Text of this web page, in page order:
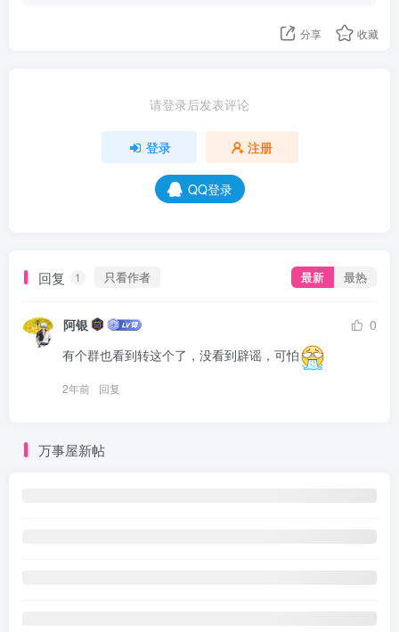
分享 收藏
请登录后发表评论
登录 注册
QQ登录
回复 1 只看作者 最新 最热
阿银
0
有个群也看到转这个了，没看到辟谣，可怕
2年前 回复
万事屋新帖